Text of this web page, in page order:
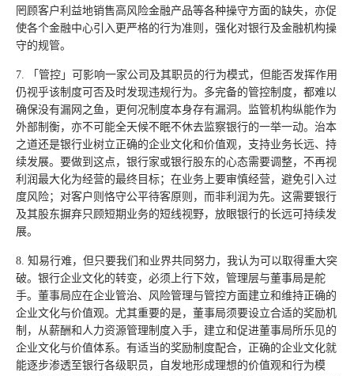
罔顾客户利益地销售高风险金融产品等各种操守方面的缺失，亦促
使各个金融中心引入更严格的行为准则，强化对银行及金融机构操
守的规管。
7. 「管控」可影响一家公司及其职员的行为模式，但能否发挥作用
仍视乎该制度可否及时发现违规行为。多完备的管控制度，都难以
确保没有漏网之鱼，更何况制度本身存有漏洞。监管机构纵能作为
外部制衡，亦不可能全天候不眠不休去监察银行的一举一动。治本
之道还是银行业树立正确的企业文化和价值观，支持业务长远、持
续发展。要做到这点，银行家或银行股东的心态需要调整，不再视
利润最大化为经营的最终目标；在业务上要审慎经营，避免引入过
度风险；对客户则恪守公平待客原则，而非利润为先。这需要银行
及其股东摒弃只顾短期业务的短线视野，放眼银行的长远可持续发
展。
8. 知易行难，但只要我们和业界共同努力，我认为可以取得重大突
破。银行企业文化的转变，必须上行下效，管理层与董事局是舵
手。董事局应在企业管治、风险管理与管控方面建立和维持正确的
企业文化与价值观。尤其重要的是，董事局须要设立合适的奖励机
制，从薪酬和人力资源管理制度入手，建立和促进董事局所乐见的
企业文化与价值体系。有适当的奖励制度配合，正确的企业文化就
能逐步渗透至银行各级职员，自发地形成理想的价值观和行为模